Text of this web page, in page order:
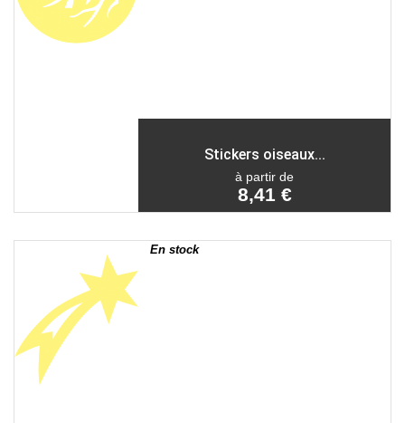
Stickers oiseaux...
à partir de
8,41 €
En stock